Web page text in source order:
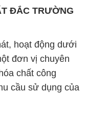
ĐẮC TRƯỜNG
hoạt động dưới
đơn vị chuyên
chất công
cầu sử dụng của